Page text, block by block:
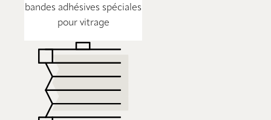
bandes adhésives spéciales
pour vitrage